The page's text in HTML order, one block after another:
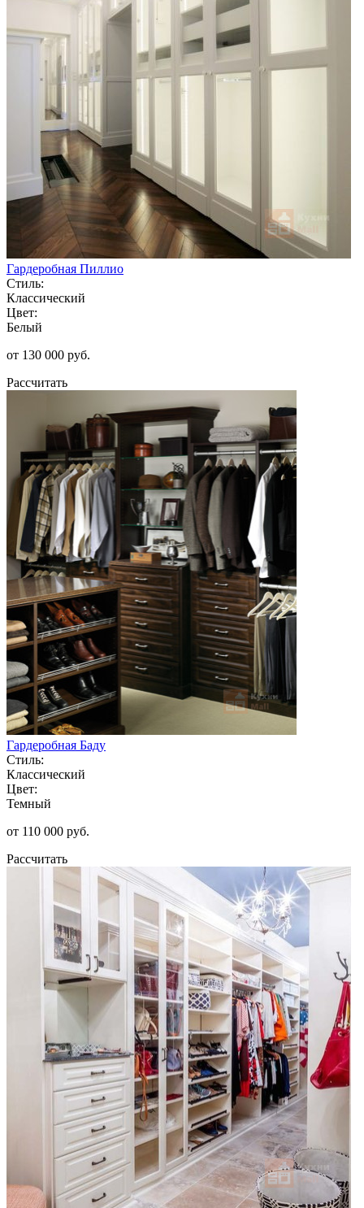
Гардеробная Пиллио
Стиль:
Классический
Цвет:
Белый
от 130 000 руб.
Рассчитать
Гардеробная Баду
Стиль:
Классический
Цвет:
Темный
от 110 000 руб.
Рассчитать